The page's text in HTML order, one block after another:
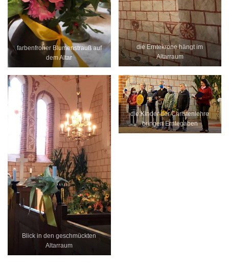
farbenfroher Blumenstrauß auf
dem Altar
die Erntekrone hängt im
Altarraum
Blick in den geschmückten
Altarraum
die Kinder der Christenlehre
bringen Erntegaben